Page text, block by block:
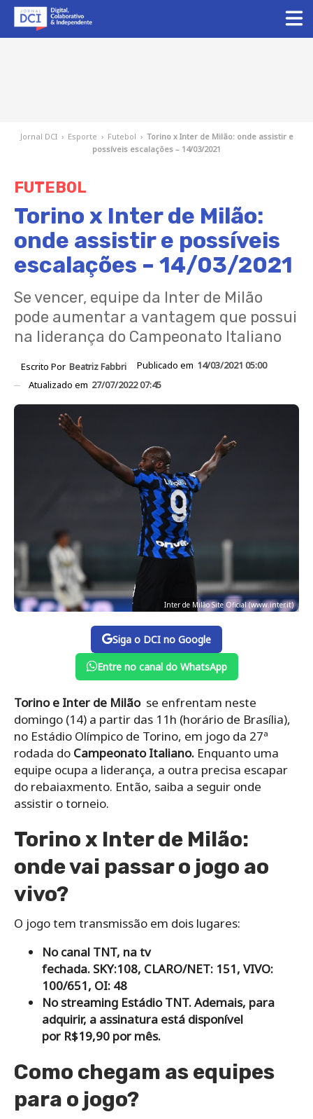
Jornal DCI › Esporte › Futebol › Torino x Inter de Milão: onde assistir e
possíveis escalações – 14/03/2021
FUTEBOL
Torino x Inter de Milão:
onde assistir e possíveis
escalações – 14/03/2021
Se vencer, equipe da Inter de Milão
pode aumentar a vantagem que possui
na liderança do Campeonato Italiano
Escrito Por Beatriz Fabbri Publicado em 14/03/2021 05:00
Atualizado em 27/07/2022 07:45
Inter de Milão Site Oficial (www.inter.it)
Siga o DCI no Google
Entre no canal do WhatsApp
Torino e Inter de Milão se enfrentam neste
domingo (14) a partir das 11h (horário de Brasília),
no Estádio Olímpico de Torino, em jogo da 27ª
rodada do Campeonato Italiano. Enquanto uma
equipe ocupa a liderança, a outra precisa escapar
do rebaiaxmento. Então, saiba a seguir onde
assistir o torneio.
Torino x Inter de Milão:
onde vai passar o jogo ao
vivo?
O jogo tem transmissão em dois lugares:
No canal TNT, na tv
fechada. SKY:108, CLARO/NET: 151, VIVO:
100/651, OI: 48
No streaming Estádio TNT. Ademais, para
adquirir, a assinatura está disponível
por R$19,90 por mês.
Como chegam as equipes
para o jogo?